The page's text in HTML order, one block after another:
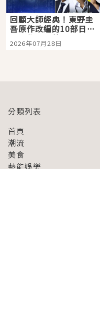
回顧大師經典！東野圭
吾原作改編的10部日本
影視作品推薦
2026年07月28日
分類列表
首頁
潮流
美食
藝能娛樂